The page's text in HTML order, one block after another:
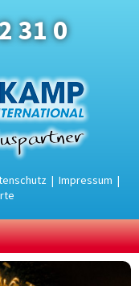
31 0
| Impressum |